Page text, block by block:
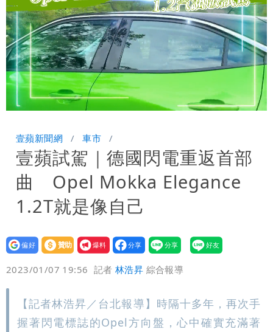
Unmute Loaded
8.72%
壹蘋新聞網 車市
壹蘋試駕｜德國閃電重返首部
曲 Opel Mokka Elegance
1.2T就是像自己
設為
贊助
我要
爆料
2023/01/07 19:56 記者林浩昇 綜合報導
【記者林浩昇／台北報導】時隔十多年，再次手
握著閃電標誌的Opel方向盤，心中確實充滿著